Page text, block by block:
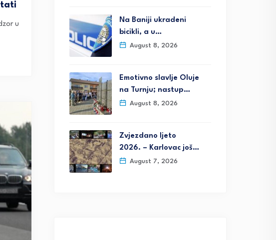
u
Na Baniji ukradeni
bicikli, a u…
August 8, 2026
Emotivno slavlje Oluje
na Turnju; nastup…
August 8, 2026
Zvjezdano ljeto
2026. – Karlovac još…
August 7, 2026